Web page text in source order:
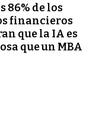
86% de los
financieros
que la IA es
que un MBA